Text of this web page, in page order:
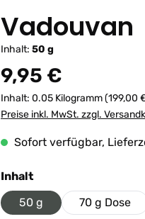
Vadouvan
Inhalt: 50 g
Regulärer Preis:
9,95 €
Inhalt: 0.05 Kilogramm(199,00
Preise inkl. MwSt. zzgl.
Sofort verfügbar,
Inhaltauswählen
50 g
70 g Dose